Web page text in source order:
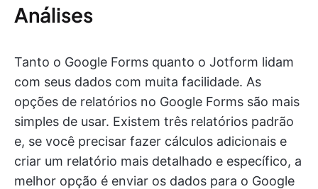
Análises
Tanto o Google Forms quanto o Jotform lidam
com seus dados com muita facilidade. As
opções de relatórios no Google Forms são mais
simples de usar. Existem três relatórios padrão
e, se você precisar fazer cálculos adicionais e
criar um relatório mais detalhado e específico, a
melhor opção é enviar os dados para o Google